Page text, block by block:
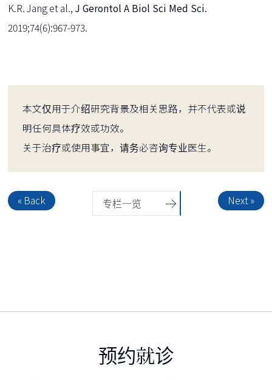
K.R. Jang et al., J Gerontol A Biol Sci Med Sci.
2019;74(6):967-973.
本文仅用于介绍研究背景及相关思路，并不代表或说
明任何具体疗效或功效。
关于治疗或使用事宜，请务必咨询专业医生。
« Back 专栏一览 Next »
预约就诊